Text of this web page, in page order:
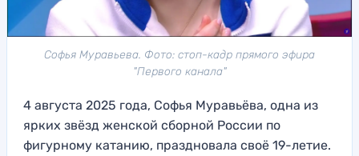
Софья Муравьева. Фото: стоп-кадр прямого эфира
"Первого канала"
4 августа 2025 года, Софья Муравьёва, одна из
ярких звёзд женской сборной России по
фигурному катанию, праздновала своё 19-летие.